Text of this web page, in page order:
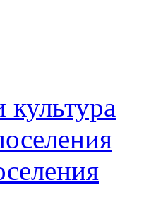
культура